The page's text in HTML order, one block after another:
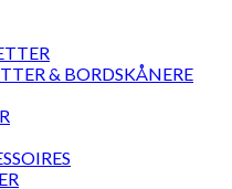
& BORDSKÅNERE